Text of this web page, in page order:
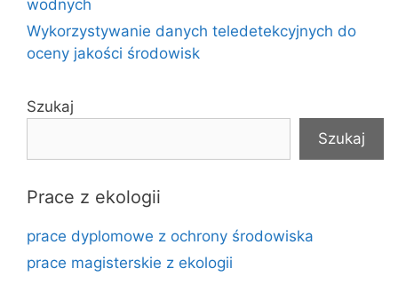
wodnych
Wykorzystywanie danych teledetekcyjnych do
oceny jakości środowisk
Szukaj
Szukaj
Prace z ekologii
prace dyplomowe z ochrony środowiska
prace magisterskie z ekologii